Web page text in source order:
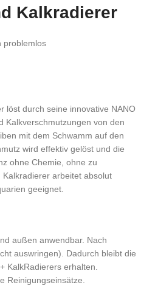
Kalkradierer
problemlos
löst durch seine innovative NANO
Kalkverschmutzungen von den
mit dem Schwamm auf den
wird effektiv gelöst und die
ohne Chemie, ohne zu
Kalkradierer arbeitet absolut
geeignet.
außen anwendbar. Nach
auswringen). Dadurch bleibt die
KalkRadierers erhalten.
Reinigungseinsätze.